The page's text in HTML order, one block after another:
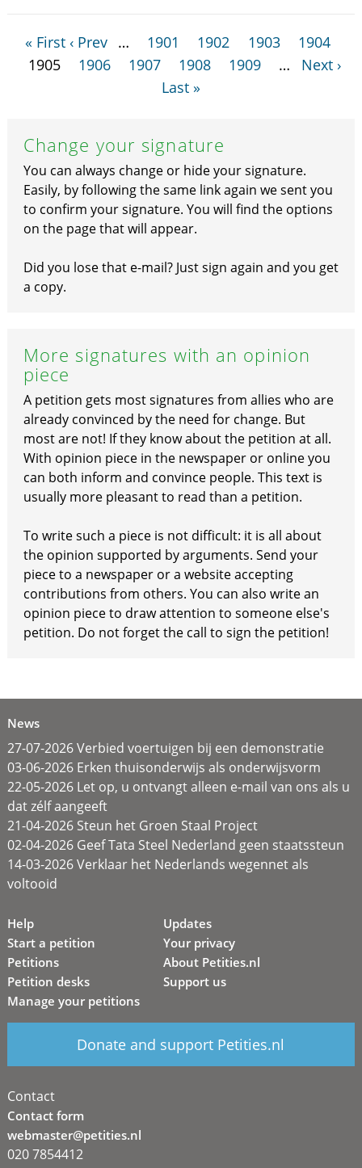
« First ‹ Prev … 1901 1902 1903
1904
1905
1906 1907 1908 1909 …
Next ›
Last »
Change your signature
You can always change or hide your signature.
Easily, by following the same link again we sent you
to confirm your signature. You will find the options
on the page that will appear.
Did you lose that e-mail? Just sign again and you get
a copy.
More signatures with an opinion
piece
A petition gets most signatures from allies who are
already convinced by the need for change. But
most are not! If they know about the petition at all.
With opinion piece in the newspaper or online you
can both inform and convince people. This text is
usually more pleasant to read than a petition.
To write such a piece is not difficult: it is all about
the opinion supported by arguments. Send your
piece to a newspaper or a website accepting
contributions from others. You can also write an
opinion piece to draw attention to someone else's
petition. Do not forget the call to sign the petition!
News
27-07-2026 Verbied voertuigen bij een demonstratie
03-06-2026 Erken thuisonderwijs als onderwijsvorm
22-05-2026 Let op, u ontvangt alleen e-mail van ons als u
dat zélf aangeeft
21-04-2026 Steun het Groen Staal Project
02-04-2026 Geef Tata Steel Nederland geen staatssteun
14-03-2026 Verklaar het Nederlands wegennet als
voltooid
Help
Start a petition
Petitions
Petition desks
Manage your petitions
Updates
Your privacy
About Petities.nl
Support us
Donate and support Petities.nl
Contact
Contact form
webmaster@petities.nl
020 7854412